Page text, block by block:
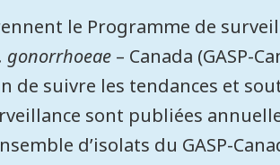
le Programme de
gonorrhoeae– Canada (GASP-
de suivre les tendances et
sont publiées
d’isolats du GASP-